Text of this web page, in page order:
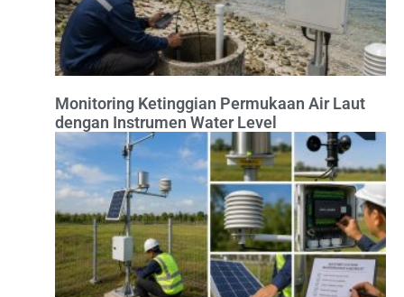
Monitoring Ketinggian Permukaan Air Laut
dengan Instrumen Water Level